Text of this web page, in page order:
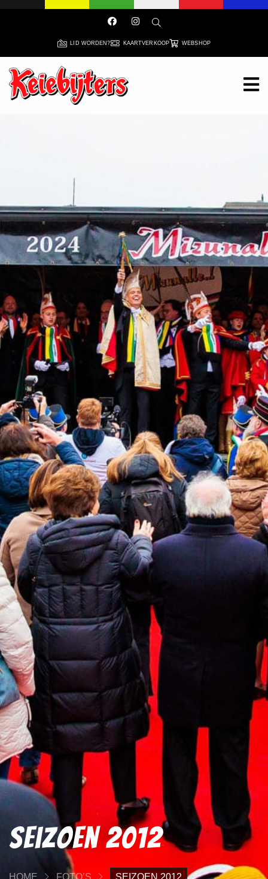
LID WORDEN? KAARTVERKOOP WEBSHOP
Seizoen 2012